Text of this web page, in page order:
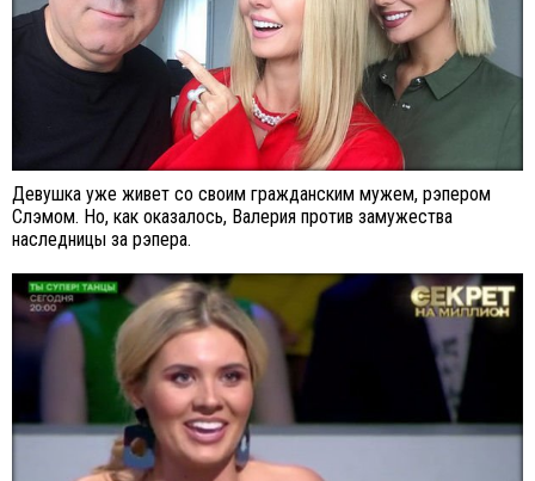
Девушка уже живет со своим гражданским мужем, рэпером
Слэмом. Но, как оказалось, Валерия против замужества
наследницы за рэпера.